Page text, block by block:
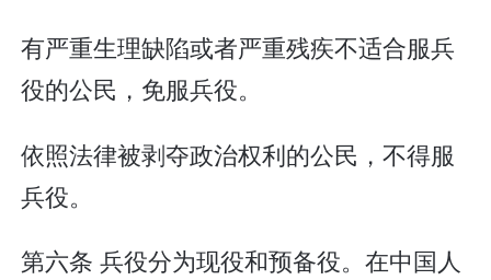
有严重生理缺陷或者严重残疾不适合服兵
役的公民，免服兵役。
依照法律被剥夺政治权利的公民，不得服
兵役。
第六条 兵役分为现役和预备役。在中国人